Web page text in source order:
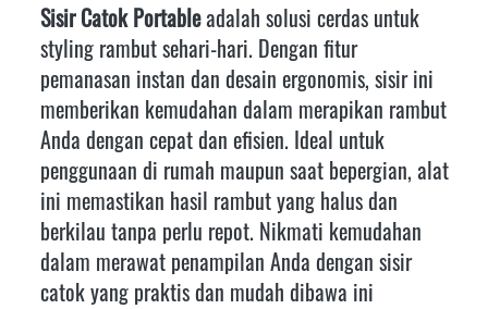
Sisir Catok Portable adalah solusi cerdas untuk
styling rambut sehari-hari. Dengan fitur
pemanasan instan dan desain ergonomis, sisir ini
memberikan kemudahan dalam merapikan rambut
Anda dengan cepat dan efisien. Ideal untuk
penggunaan di rumah maupun saat bepergian, alat
ini memastikan hasil rambut yang halus dan
berkilau tanpa perlu repot. Nikmati kemudahan
dalam merawat penampilan Anda dengan sisir
catok yang praktis dan mudah dibawa ini